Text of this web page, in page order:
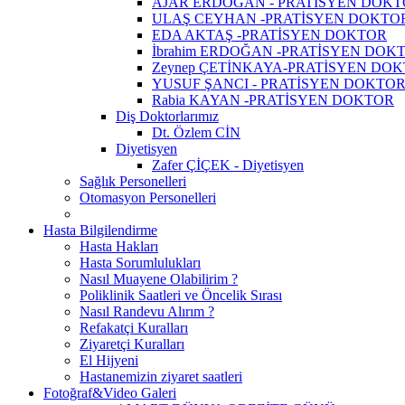
ULAŞ CEYHAN -PRATİSYEN
EDA AKTAŞ -PRATİSYEN DOKTOR
İbrahim ERDOĞAN -PRATİSYEN
Zeynep ÇETİNKAYA-PRATİSYEN
YUSUF ŞANCI - PRATİSYEN DOKTOR
Rabia KAYAN -PRATİSYEN DOKTOR
Diş Doktorlarımız
Dt. Özlem CİN
Diyetisyen
Zafer ÇİÇEK - Diyetisyen
Sağlık Personelleri
Otomasyon Personelleri
Hasta Bilgilendirme
Hasta Hakları
Hasta Sorumlulukları
Nasıl Muayene Olabilirim ?
Poliklinik Saatleri ve Öncelik Sırası
Nasıl Randevu Alırım ?
Refakatçi Kuralları
Ziyaretçi Kuralları
El Hijyeni
Hastanemizin ziyaret saatleri
Fotoğraf&Video Galeri